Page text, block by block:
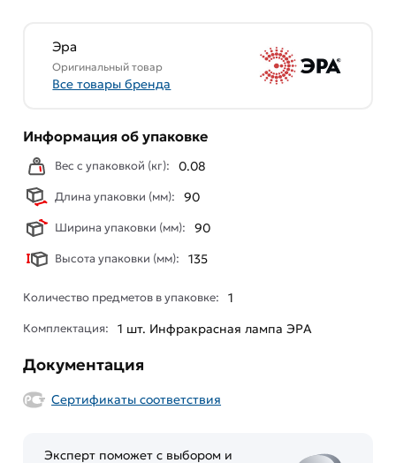
Эра
Оригинальный товар
Все товары бренда
Информация об упаковке
Вес с упаковкой (кг): 0.08
Длина упаковки (мм): 90
Ширина упаковки (мм): 90
Высота упаковки (мм): 135
Количество предметов в упаковке: 1
Комплектация: 1 шт. Инфракрасная лампа ЭРА
Документация
Сертификаты соответствия
Эксперт поможет с выбором и